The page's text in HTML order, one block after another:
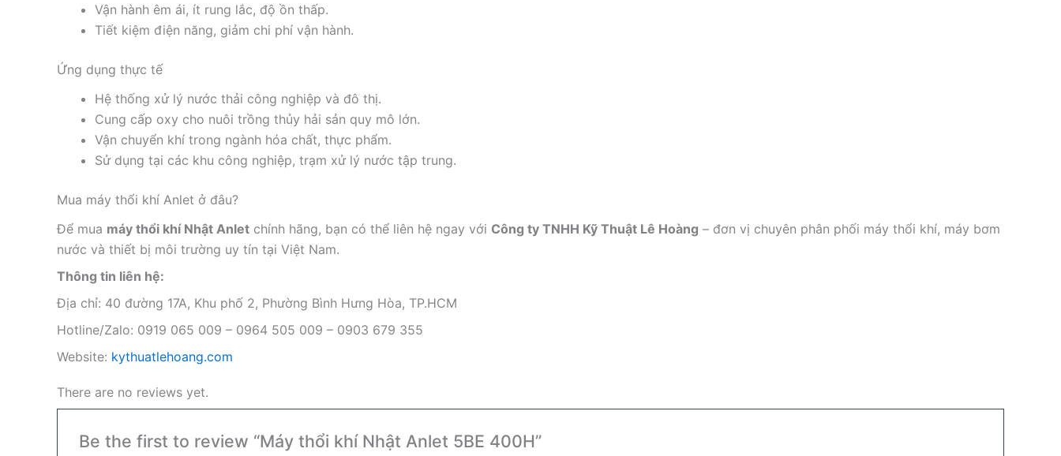
Vận hành êm ái, ít rung lắc, độ ồn thấp.
Tiết kiệm điện năng, giảm chi phí vận hành.
Ứng dụng thực tế
Hệ thống xử lý nước thải công nghiệp và đô thị.
Cung cấp oxy cho nuôi trồng thủy hải sản quy mô lớn.
Vận chuyển khí trong ngành hóa chất, thực phẩm.
Sử dụng tại các khu công nghiệp, trạm xử lý nước tập trung.
Mua máy thổi khí Anlet ở đâu?
Để mua máy thổi khí Nhật Anlet chính hãng, bạn có thể liên hệ ngay với Công ty TNHH Kỹ Thuật Lê Hoàng – đơn vị chuyên phân phối máy thổi khí, máy bơm
nước và thiết bị môi trường uy tín tại Việt Nam.
Thông tin liên hệ:
Địa chỉ: 40 đường 17A, Khu phố 2, Phường Bình Hưng Hòa, TP.HCM
Hotline/Zalo: 0919 065 009 – 0964 505 009 – 0903 679 355
Website: kythuatlehoang.com
There are no reviews yet.
Be the first to review “Máy thổi khí Nhật Anlet 5BE 400H”